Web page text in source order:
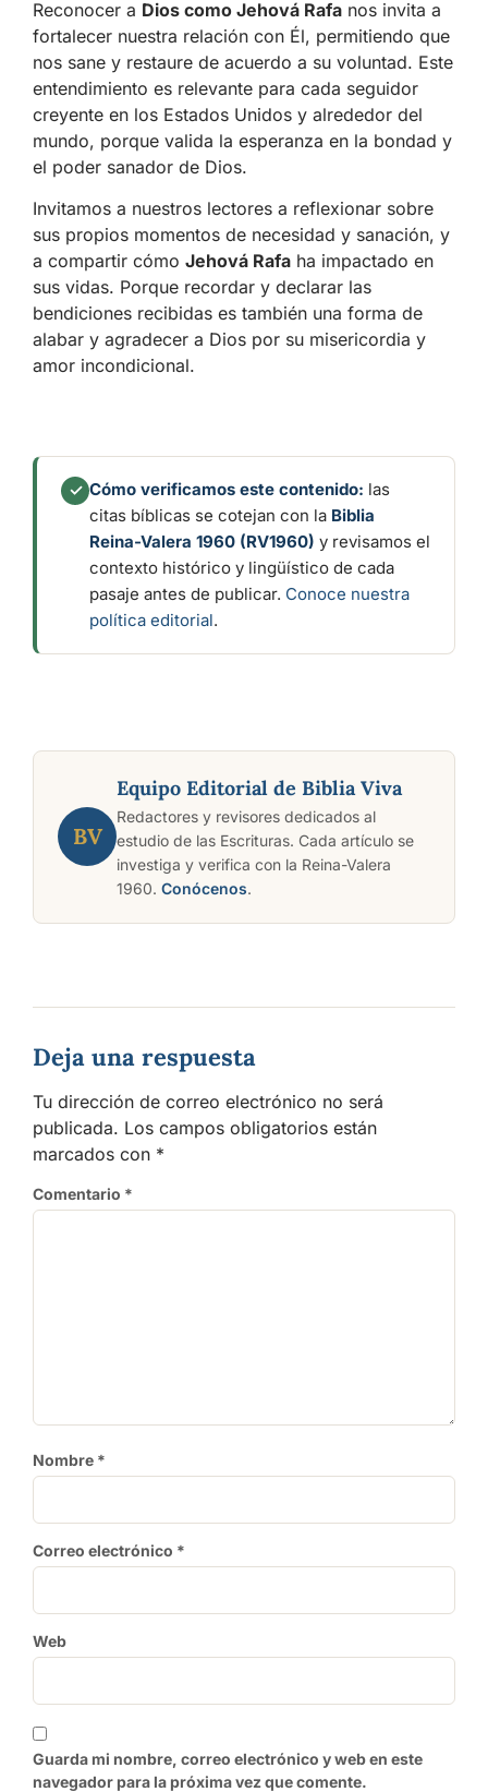
Reconocer a Dios como Jehová Rafa nos invita a
fortalecer nuestra relación con Él, permitiendo que
nos sane y restaure de acuerdo a su voluntad. Este
entendimiento es relevante para cada seguidor
creyente en los Estados Unidos y alrededor del
mundo, porque valida la esperanza en la bondad y
el poder sanador de Dios.
Invitamos a nuestros lectores a reflexionar sobre
sus propios momentos de necesidad y sanación, y
a compartir cómo Jehová Rafa ha impactado en
sus vidas. Porque recordar y declarar las
bendiciones recibidas es también una forma de
alabar y agradecer a Dios por su misericordia y
amor incondicional.
✓ Cómo verificamos este contenido: las
citas bíblicas se cotejan con la Biblia
Reina-Valera 1960 (RV1960) y revisamos el
contexto histórico y lingüístico de cada
pasaje antes de publicar. Conoce nuestra
política editorial.
BV
Equipo Editorial de Biblia Viva
Redactores y revisores dedicados al
estudio de las Escrituras. Cada artículo se
investiga y verifica con la Reina-Valera
1960. Conócenos.
Deja una respuesta
Tu dirección de correo electrónico no será
publicada. Los campos obligatorios están
marcados con *
Comentario *
Nombre *
Correo electrónico *
Web
Guarda mi nombre, correo electrónico y web en este
navegador para la próxima vez que comente.